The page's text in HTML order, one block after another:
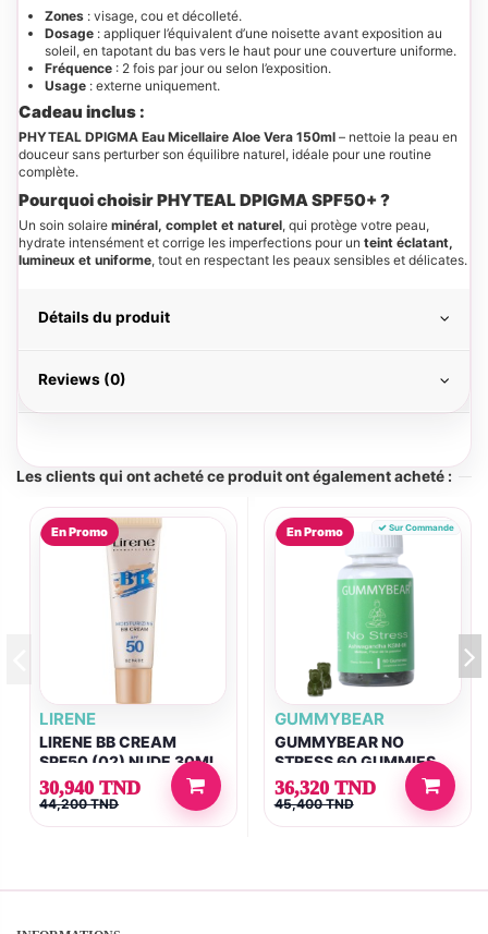
Zones : visage, cou et décolleté.
Dosage : appliquer l’équivalent d’une noisette avant exposition au
soleil, en tapotant du bas vers le haut pour une couverture uniforme.
Fréquence : 2 fois par jour ou selon l’exposition.
Usage : externe uniquement.
Cadeau inclus :
PHYTEAL DPIGMA Eau Micellaire Aloe Vera 150ml – nettoie la peau en
douceur sans perturber son équilibre naturel, idéale pour une routine
complète.
Pourquoi choisir PHYTEAL DPIGMA SPF50+ ?
Un soin solaire minéral, complet et naturel, qui protège votre peau,
hydrate intensément et corrige les imperfections pour un teint éclatant,
lumineux et uniforme, tout en respectant les peaux sensibles et délicates.
Détails du produit
Reviews (0)
Les clients qui ont acheté ce produit ont également acheté :
En Promo
LIRENE
LIRENE BB CREAM
SPF50 (02) NUDE 30ML
30,940 TND
44,200 TND
En Promo Sur Commande
GUMMYBEAR
GUMMYBEAR NO
STRESS 60 GUMMIES
36,320 TND
45,400 TND